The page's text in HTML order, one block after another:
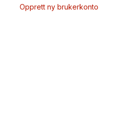
Opprett ny brukerkonto